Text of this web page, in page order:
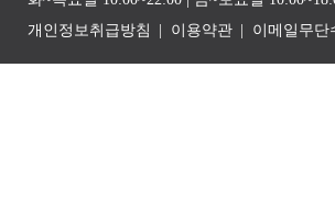
개인정보취급방침
이용약관 이메일무단